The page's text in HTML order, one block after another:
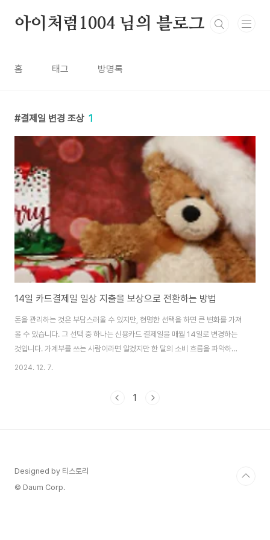
아이처럼1004 님의 블로그
홈 태그 방명록
결제일 변경 조상 1
14일 카드결제일 일상 지출을 보상으로 전환하는 방법
돈을 관리하는 것은 부담스러울 수 있지만, 현명한 선택을 하면 큰 변화를 가져
올 수 있습니다. 그 선택 중 하나는 신용카드 결제일을 매월 14일로 변경하는
것입니다. 가계부를 쓰는 사람이라면 알겠지만 한 달의 소비 흐름을 파악하고,
매월 생활비예산을 얼마를 책정해야 되는지도 알 수 있기 때문입니다. 이 글에
습니다. 카드사별 변경방법과 혜택 알아보자. 카드사별 변경방법 알아보기 카
2024. 12. 7.
1
Designed by 티스토리
© Daum Corp.